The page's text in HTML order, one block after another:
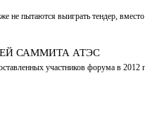
не пытаются выиграть тендер,
САММИТА АТЭС
участников форума в 2012